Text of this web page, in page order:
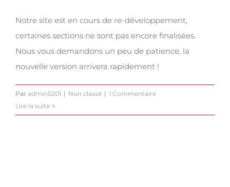
Notre site est en cours de re-développement,
certaines sections ne sont pas encore finalisées.
Nous vous demandons un peu de patience, la
nouvelle version arrivera rapidement !
Par admin5201 | Non classé | 1 Commentaire
Lire la suite